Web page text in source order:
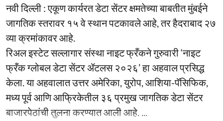
नवी दिल्ली : एकूण कार्यरत डेटा सेंटर क्षमतेच्या बाबतीत मुंबईने
जागतिक स्तरावर १५ वे स्थान पटकावले आहे, तर हैदराबाद २७
व्या क्रमांकावर आहे.
रिअल इस्टेट सल्लागार संस्था नाइट फ्रँकने गुरुवारी ‘नाइट
फ्रँक ग्लोबल डेटा सेंटर ॲटलस २०२६’ हा अहवाल प्रसिद्ध
केला. या अहवालात उत्तर अमेरिका, युरोप, आशिया-पॅसिफिक,
मध्य पूर्व आणि आफ्रिकेतील ३६ प्रमुख जागतिक डेटा सेंटर
बाजारपेठांची तुलना करण्यात आली आहे. ...